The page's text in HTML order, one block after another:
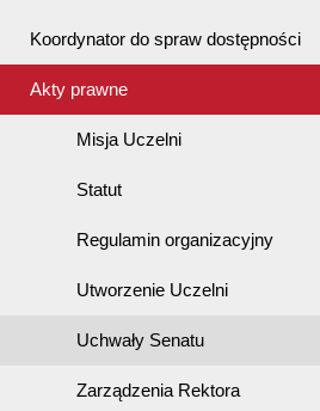
Koordynator do spraw dostępności
Akty prawne
Misja Uczelni
Statut
Regulamin organizacyjny
Utworzenie Uczelni
Uchwały Senatu
Zarządzenia Rektora